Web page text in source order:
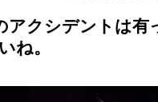
アクシデントは有
ね。